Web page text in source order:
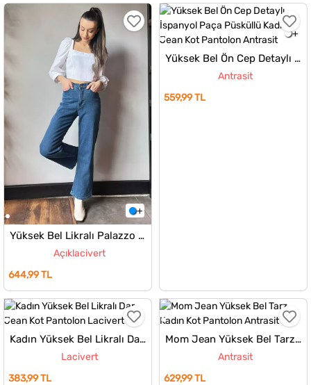
Yüksek Bel Likralı Palazzo Kadın Jean Kot Pantolon
Açıklacivert
644,99 TL
Yüksek Bel Ön Cep Detaylı İspanyol Paça Püsküllü Kadın Jean Kot Pantolon
Antrasit
559,99 TL
Kadın Yüksek Bel Likralı Dar Jean Kot Pantolon
Lacivert
383,99 TL
Mom Jean Yüksek Bel Tarz Kadın Kot Pantolon
Antrasit
629,99 TL